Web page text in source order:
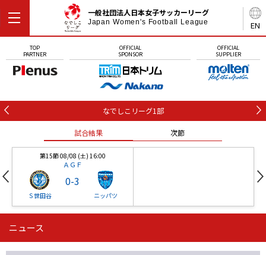
EN
一般社団法人日本女子サッカーリーグ
Japan Women's Football League
TOP
PARTNER
OFFICIAL
SPONSOR
OFFICIAL
SUPPLIER
なでしこリーグ1部
試合結果 次節
第15節 08/08 (土) 16:00
ＡＧＦ
Ｓ世田谷
0-3
ニッパツ
第16節 09/05 (土) 15:00
ニッパツ 石人の星
ニュース